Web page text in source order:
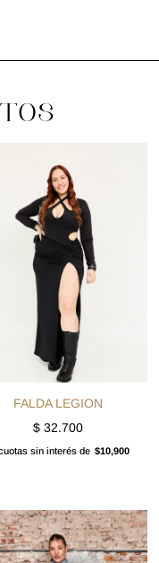
FALDA LEGION
$32.700
sin interés de $10,900